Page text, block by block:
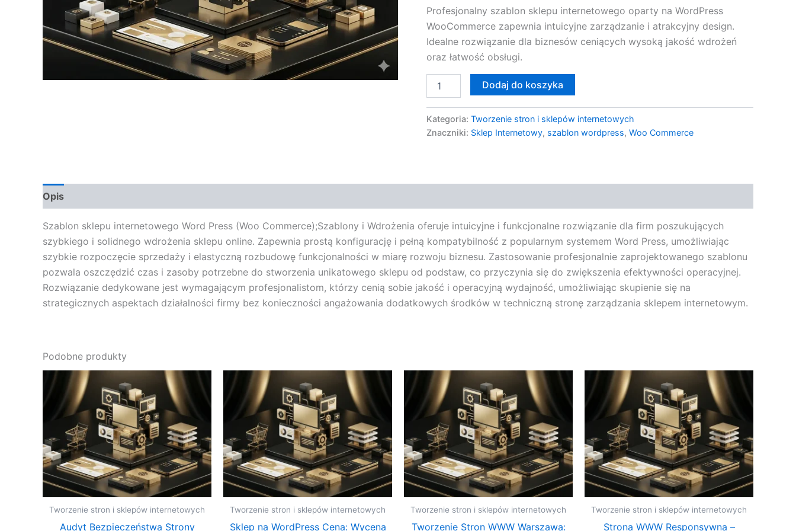
Profesjonalny szablon sklepu internetowego oparty na WordPress
WooCommerce zapewnia intuicyjne zarządzanie i atrakcyjny design.
Idealne rozwiązanie dla biznesów ceniących wysoką jakość wdrożeń
oraz łatwość obsługi.
Dodaj do koszyka
Kategoria: Tworzenie stron i sklepów internetowych
Znaczniki: Sklep Internetowy, szablon wordpress, Woo Commerce
Opis
Szablon sklepu internetowego Word Press (Woo Commerce);Szablony i Wdrożenia oferuje intuicyjne i funkcjonalne rozwiązanie dla firm poszukujących
szybkiego i solidnego wdrożenia sklepu online. Zapewnia prostą konfigurację i pełną kompatybilność z popularnym systemem Word Press, umożliwiając
szybkie rozpoczęcie sprzedaży i elastyczną rozbudowę funkcjonalności w miarę rozwoju biznesu. Zastosowanie profesjonalnie zaprojektowanego szablonu
pozwala oszczędzić czas i zasoby potrzebne do stworzenia unikatowego sklepu od podstaw, co przyczynia się do zwiększenia efektywności operacyjnej.
Rozwiązanie dedykowane jest wymagającym profesjonalistom, którzy cenią sobie jakość i operacyjną wydajność, umożliwiając skupienie się na
strategicznych aspektach działalności firmy bez konieczności angażowania dodatkowych środków w techniczną stronę zarządzania sklepem internetowym.
Podobne produkty
Tworzenie stron i sklepów internetowych
Audyt Bezpieczeństwa Strony
Tworzenie stron i sklepów internetowych
Sklep na WordPress Cena: Wycena
Tworzenie stron i sklepów internetowych
Tworzenie Stron WWW Warszawa:
Tworzenie stron i sklepów internetowych
Strona WWW Responsywna –